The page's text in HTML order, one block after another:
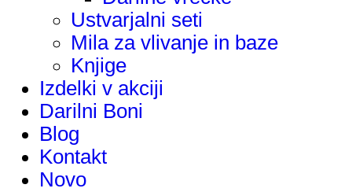
Ustvarjalni seti
Mila za vlivanje in baze
Knjige
Izdelki v akciji
Darilni Boni
Blog
Kontakt
Novo